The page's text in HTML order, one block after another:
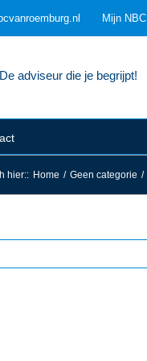
Mijn NBC
De adviseur die je begrijpt!
hier:: Home / Geen categorie /